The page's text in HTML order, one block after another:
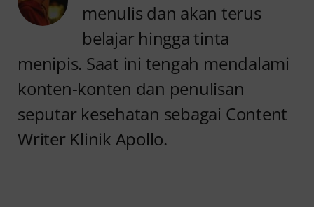
menulis dan akan terus
belajar hingga tinta
menipis. Saat ini tengah mendalami
konten-konten dan penulisan
seputar kesehatan sebagai Content
Writer Klinik Apollo.